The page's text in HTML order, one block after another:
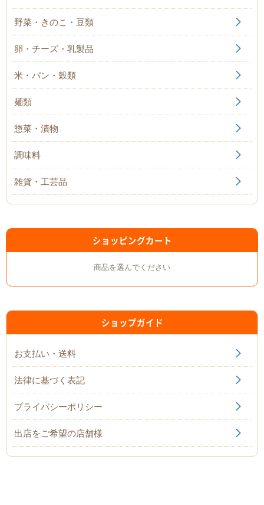
野菜・きのこ・豆類
卵・チーズ・乳製品
米・パン・穀類
麺類
惣菜・漬物
調味料
雑貨・工芸品
ショッピングカート
商品を選んでください
ショップガイド
お支払い・送料
法律に基づく表記
プライバシーポリシー
出店をご希望の店舗様